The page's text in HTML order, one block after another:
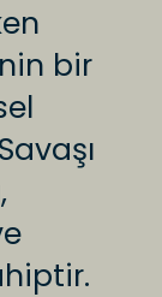
bir